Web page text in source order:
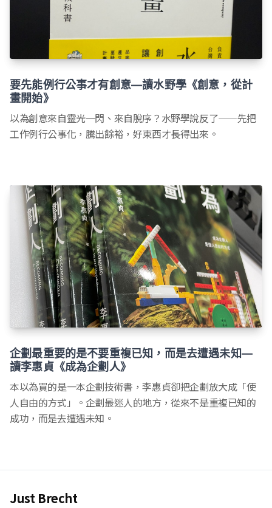
要先能例行公事才有創意—讀水野學《創意，從計
畫開始》
以為創意來自靈光一閃、來自脫序？水野學說反了——先把
工作例行公事化，騰出餘裕，好東西才長得出來。
企劃最重要的是不要重複已知，而是去遭遇未知—
讀李惠貞《成為企劃人》
本以為買的是一本企劃技術書，李惠貞卻把企劃放大成「使
人自由的方式」。企劃最迷人的地方，從來不是重複已知的
成功，而是去遭遇未知。
Just Brecht